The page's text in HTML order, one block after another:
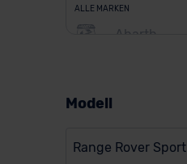
ALLE MARKEN
Abarth
BMW
Modell
Range Rover Sport